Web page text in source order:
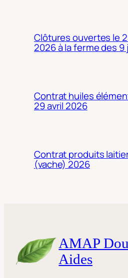
Clôtures ouvertes le
2026 à la ferme des
Contrat huiles
29 avril 2026
Contrat produits
(vache) 2026
AMAP
Aides